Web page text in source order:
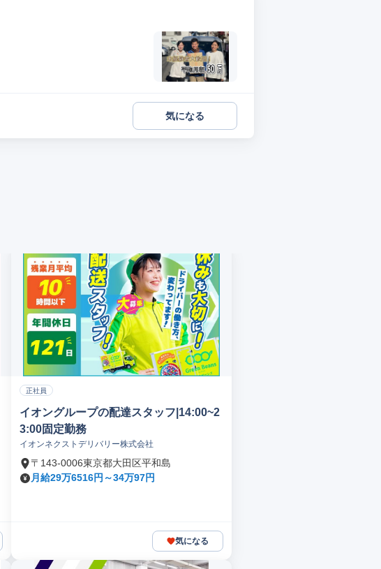
気になる
正社員
イオングループの配達スタッフ|14:00~2
3:00固定勤務
イオンネクストデリバリー株式会社
〒143-0006東京都大田区平和島
月給29万6516円～34万97円
気になる